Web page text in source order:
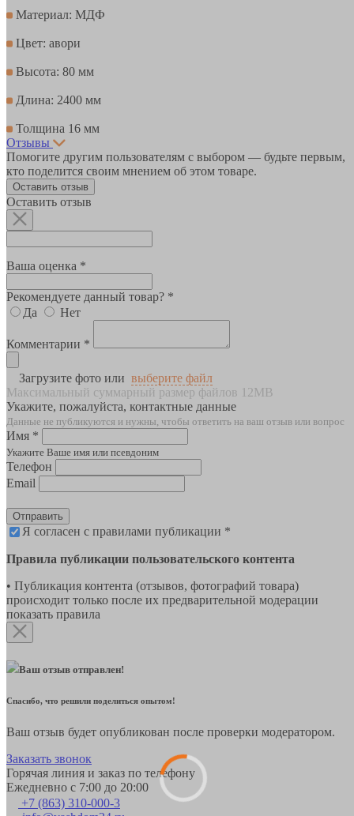
Материал: МДФ
Цвет: авори
Высота: 80 мм
Длина: 2400 мм
Толщина 16 мм
Отзывы
Помогите другим пользователям с выбором — будьте первым,
кто поделится своим мнением об этом товаре.
Оставить отзыв
Оставить отзыв
Ваша оценка *
Рекомендуете данный товар? *
Да
Нет
Комментарии *
Загрузите фото или выберите файл
Максимальный суммарный размер файлов 12MB
Укажите, пожалуйста, контактные данные
Данные не публикуются и нужны, чтобы ответить на ваш отзыв или вопрос
Имя *
Укажите Ваше имя или псевдоним
Телефон
Email
Отправить
Я согласен с правилами публикации *
Правила публикации пользовательского контента
• Публикация контента (отзывов, фотографий товара)
происходит только после их предварительной модерации
показать правила
Ваш отзыв отправлен!
Спасибо, что решили поделиться опытом!
Ваш отзыв будет опубликован после проверки модератором.
Заказать звонок
Горячая линия и заказ по телефону
Ежедневно с 7:00 до 20:00
+7 (863) 310-000-3